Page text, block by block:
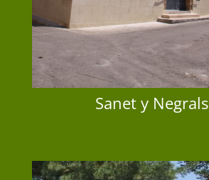
Sanet y Negrals